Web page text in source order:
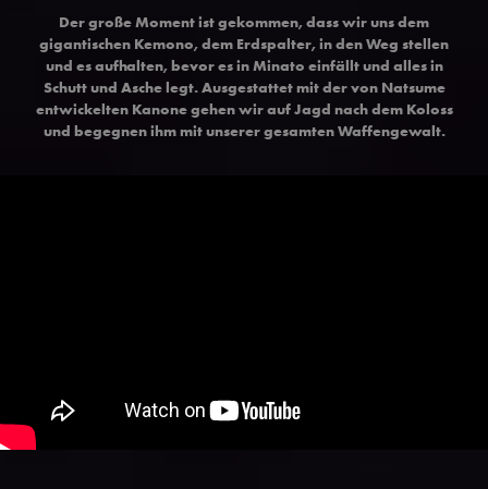
Der große Moment ist gekommen, dass wir uns dem
gigantischen Kemono, dem Erdspalter, in den Weg stellen
und es aufhalten, bevor es in Minato einfällt und alles in
Schutt und Asche legt. Ausgestattet mit der von Natsume
entwickelten Kanone gehen wir auf Jagd nach dem Koloss
und begegnen ihm mit unserer gesamten Waffengewalt.